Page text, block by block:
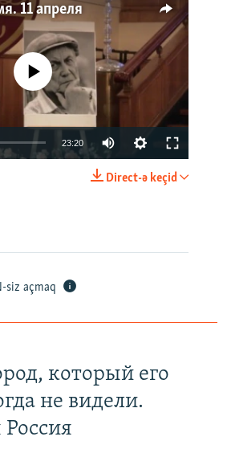
11 апреля
currently available
23:20
Direct-ə keçid
siz açmaq
который его
не видели.